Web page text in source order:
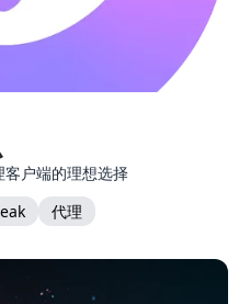
户端的理想选择
代理